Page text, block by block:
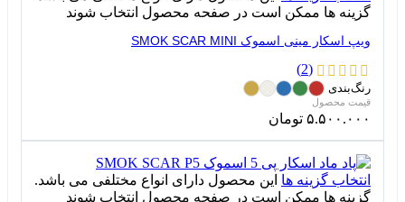
گزینه ها ممکن است در صفحه محصول انتخاب شوند
ویپ اسکار مینی اسموک SMOK SCAR MINI
(2)
رنگ‌بندی
۵.۵۰۰.۰۰۰ تومان
انتخاب گزینه ها این محصول دارای انواع مختلفی می باشد.
گزینه ها ممکن است در صفحه محصول انتخاب شوند